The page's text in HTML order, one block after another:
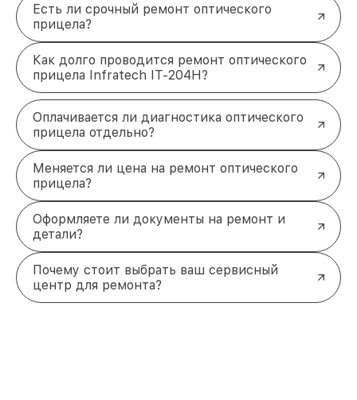
Есть ли срочный ремонт оптического
прицела?
Как долго проводится ремонт оптического
прицела Infratech IT-204H?
Оплачивается ли диагностика оптического
прицела отдельно?
Меняется ли цена на ремонт оптического
прицела?
Оформляете ли документы на ремонт и
детали?
Почему стоит выбрать ваш сервисный
центр для ремонта?